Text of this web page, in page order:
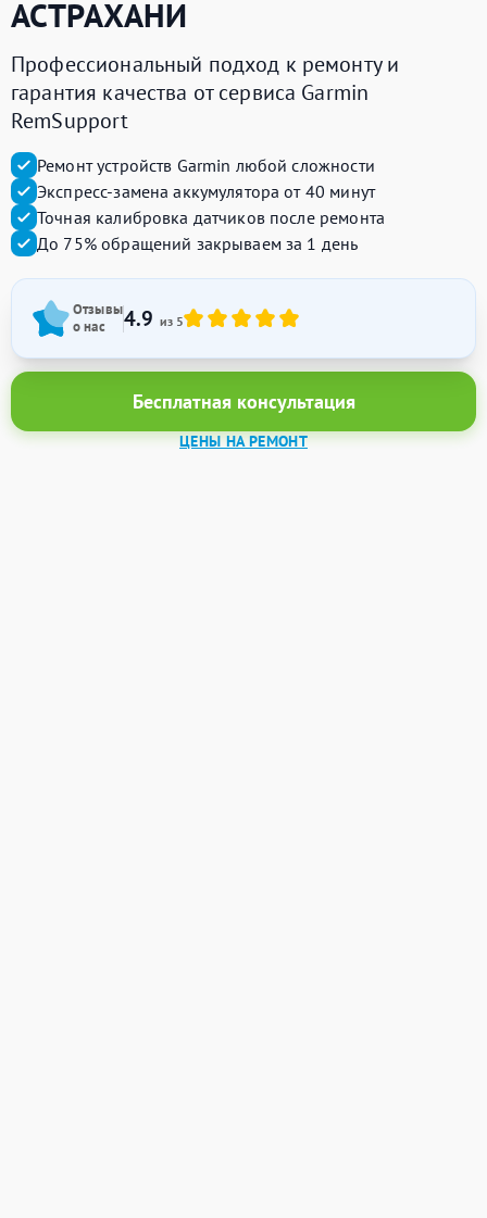
АСТРАХАНИ
Профессиональный подход к ремонту и
гарантия качества от сервиса Garmin
RemSupport
Ремонт устройств Garmin любой сложности
Экспресс-замена аккумулятора от 40 минут
Точная калибровка датчиков после ремонта
До 75% обращений закрываем за 1 день
Отзывы
о нас
4.9 из 5
Бесплатная консультация
ЦЕНЫ НА РЕМОНТ